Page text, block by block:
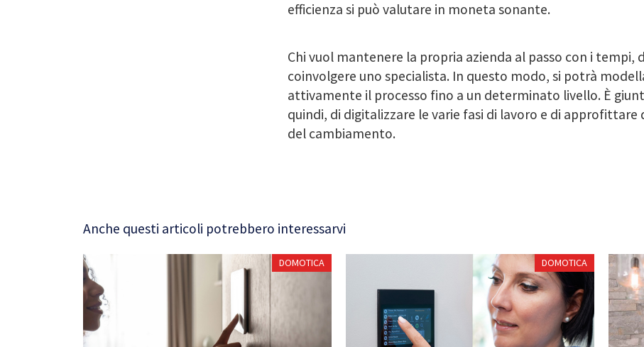
efficienza si può valutare in moneta sonante.
Chi vuol mantenere la propria azienda al passo con i tempi,
coinvolgere uno specialista. In questo modo, si potrà
attivamente il processo fino a un determinato livello. È
quindi, di digitalizzare le varie fasi di lavoro e di approfittare
del cambiamento.
Anche questi articoli potrebbero interessarvi
DOMOTICA DOMOTICA